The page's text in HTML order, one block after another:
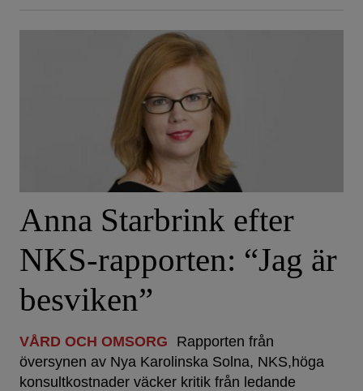
Anna Starbrink efter
NKS-rapporten: “Jag är
besviken”
VÅRD OCH OMSORG
Rapporten från
översynen av Nya Karolinska Solna, NKS,höga
konsultkostnader väcker kritik från ledande